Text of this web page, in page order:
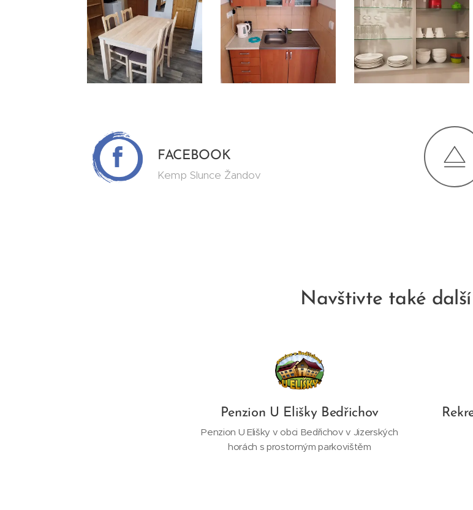
FACEBOOK
Kemp Slunce Žandov
Navštivte také
Penzion U Elišky Bedřichov
Penzion U Elišky v obci Bedřichov v Jizerských
horách s prostorným parkovištěm